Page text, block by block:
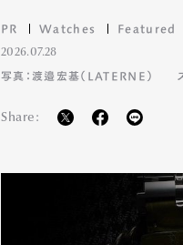
PR Watches Featured
2026.07.28
写真：渡邉宏基（LATERNE）
Share: